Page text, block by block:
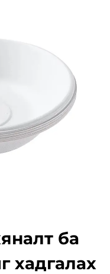
ба
хадгалах